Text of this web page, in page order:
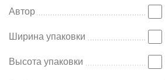
Автор
Ширина упаковки
Высота упаковки